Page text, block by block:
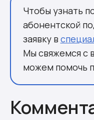
Чтобы узнать
абонентской
заявку в
Мы свяжемся с
можем помочь